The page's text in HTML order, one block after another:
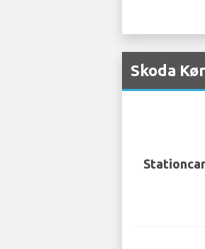
Skoda
Stationcar